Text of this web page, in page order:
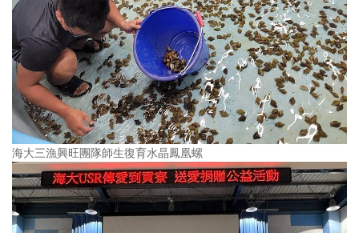
海大三漁興旺團隊師生復育水晶鳳凰螺